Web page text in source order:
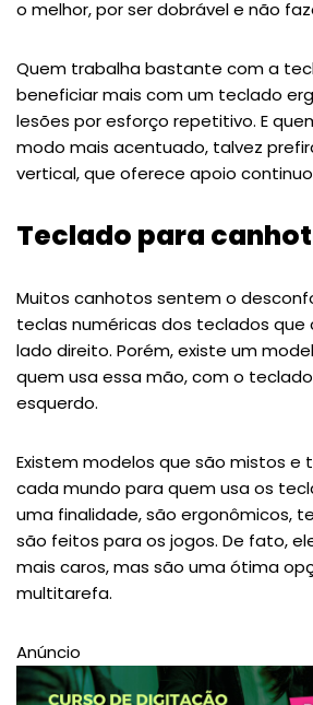
o melhor, por ser dobrável e não
Quem trabalha bastante com a
beneficiar mais com um teclado
lesões por esforço repetitivo. E
modo mais acentuado, talvez
vertical, que oferece apoio
Teclado para
Muitos canhotos sentem o
teclas numéricas dos teclados
lado direito. Porém, existe um
quem usa essa mão, com o
esquerdo.
Existem modelos que são mistos e
cada mundo para quem usa os
uma finalidade, são ergonômicos,
são feitos para os jogos. De fato,
mais caros, mas são uma ótima
multitarefa.
Anúncio